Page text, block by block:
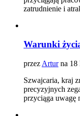
zatrudnienie i
Warunki
przez Arturna 18
Szwajcaria, kraj
precyzyjnych
przyciąga uwagę